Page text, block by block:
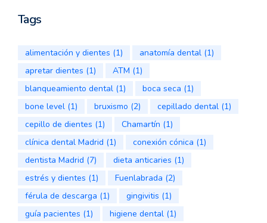
Tags
alimentación y dientes (1) anatomía dental (1)
apretar dientes (1) ATM (1)
blanqueamiento dental (1) boca seca (1)
bone level (1) bruxismo (2) cepillado dental (1)
cepillo de dientes (1) Chamartín (1)
clínica dental Madrid (1) conexión cónica (1)
dentista Madrid (7) dieta anticaries (1)
estrés y dientes (1) Fuenlabrada (2)
férula de descarga (1) gingivitis (1)
guía pacientes (1) higiene dental (1)